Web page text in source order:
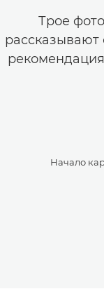
Трое
рассказывают
Начало